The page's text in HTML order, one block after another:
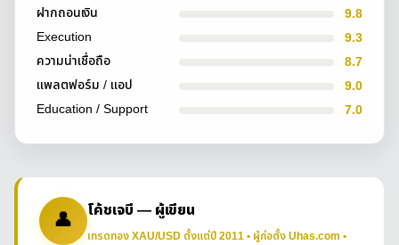
ฝากถอนเงิน 9.8
Execution 9.3
ความน่าเชื่อถือ 8.7
แพลตฟอร์ม / แอป 9.0
Education / Support 7.0
👤 โค้ชเจบี — ผู้เขียน
เทรดทอง XAU/USD ตั้งแต่ปี 2011 • ผู้ก่อตั้ง Uhas.com •